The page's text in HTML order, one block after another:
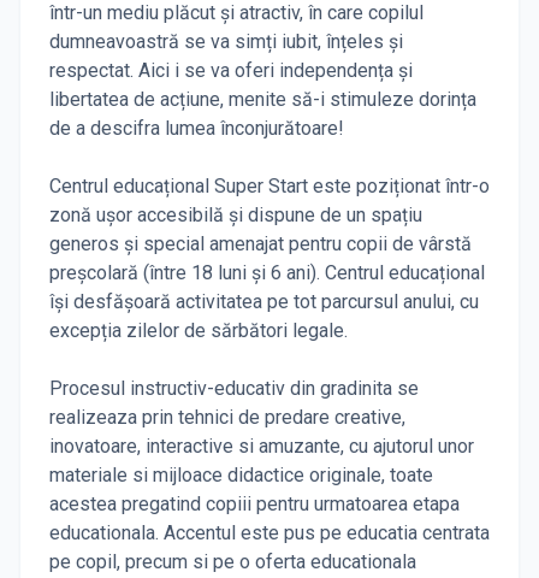
într-un mediu plăcut și atractiv, în care copilul
dumneavoastră se va simți iubit, înțeles și
respectat. Aici i se va oferi independența și
libertatea de acțiune, menite să-i stimuleze dorința
de a descifra lumea înconjurătoare!
Centrul educațional Super Start este poziționat într-o
zonă ușor accesibilă și dispune de un spațiu
generos și special amenajat pentru copii de vârstă
preșcolară (între 18 luni și 6 ani). Centrul educațional
își desfășoară activitatea pe tot parcursul anului, cu
excepția zilelor de sărbători legale.
Procesul instructiv-educativ din gradinita se
realizeaza prin tehnici de predare creative,
inovatoare, interactive si amuzante, cu ajutorul unor
materiale si mijloace didactice originale, toate
acestea pregatind copiii pentru urmatoarea etapa
educationala. Accentul este pus pe educatia centrata
pe copil, precum si pe o oferta educationala